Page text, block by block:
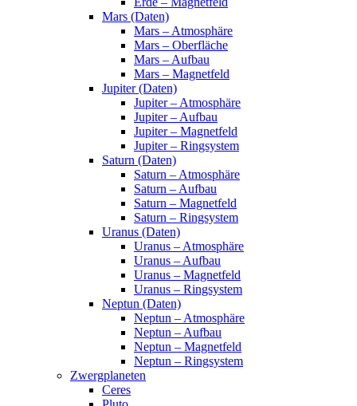
Mars (Daten)
Mars – Atmosphäre
Mars – Oberfläche
Mars – Aufbau
Mars – Magnetfeld
Jupiter (Daten)
Jupiter – Atmosphäre
Jupiter – Aufbau
Jupiter – Magnetfeld
Jupiter – Ringsystem
Saturn (Daten)
Saturn – Atmosphäre
Saturn – Aufbau
Saturn – Magnetfeld
Saturn – Ringsystem
Uranus (Daten)
Uranus – Atmosphäre
Uranus – Aufbau
Uranus – Magnetfeld
Uranus – Ringsystem
Neptun (Daten)
Neptun – Atmosphäre
Neptun – Aufbau
Neptun – Magnetfeld
Neptun – Ringsystem
Zwergplaneten
Ceres